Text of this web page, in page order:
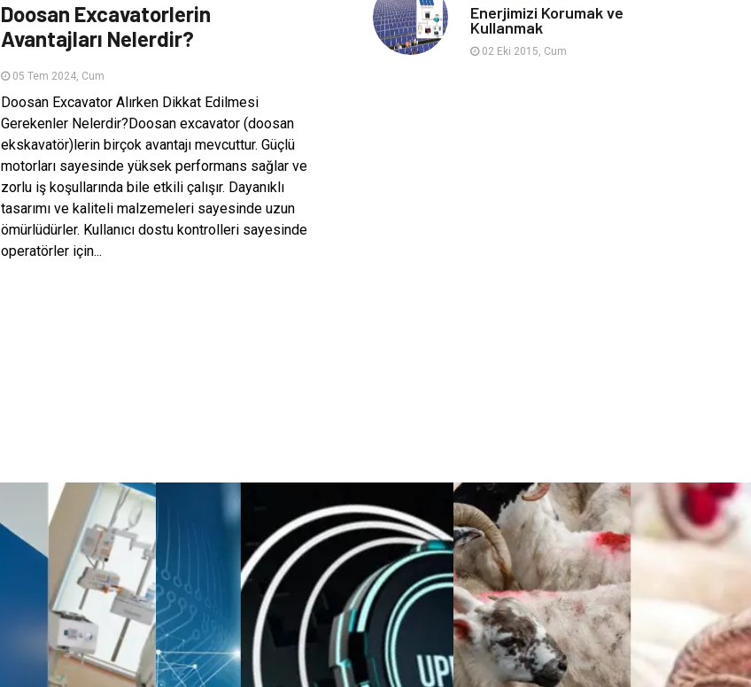
Doosan Excavatorlerin
Avantajları Nelerdir?
05 Tem 2024, Cum
Doosan Excavator Alırken Dikkat Edilmesi
Gerekenler Nelerdir?Doosan excavator (doosan
ekskavatör)lerin birçok avantajı mevcuttur. Güçlü
motorları sayesinde yüksek performans sağlar ve
zorlu iş koşullarında bile etkili çalışır. Dayanıklı
tasarımı ve kaliteli malzemeleri sayesinde uzun
ömürlüdürler. Kullanıcı dostu kontrolleri sayesinde
operatörler için...
Pazarlama Gençlik
Kiralama
Dernekler ve
Enerjimizi Korumak ve
Kullanmak
02 Eki 2015, Cum